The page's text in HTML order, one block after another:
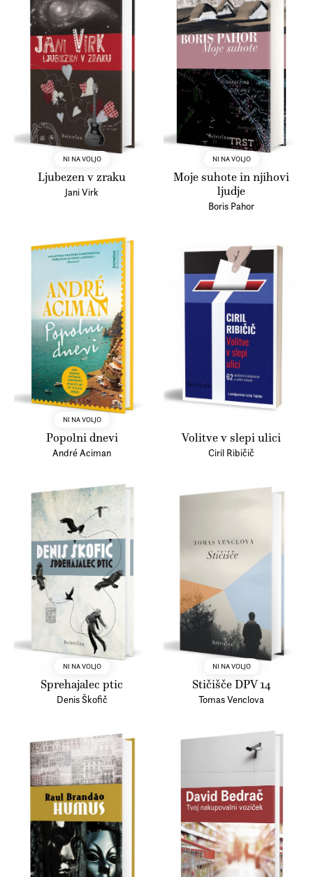
NI NA VOLJO
Ljubezen v zraku
Jani Virk
NI NA VOLJO
Moje suhote in njihovi
ljudje
Boris Pahor
NI NA VOLJO
Popolni dnevi
André Aciman
Volitve v slepi ulici
Ciril Ribičič
NI NA VOLJO
Sprehajalec ptic
Denis Škofič
NI NA VOLJO
Stičišče DPV 14
Tomas Venclova